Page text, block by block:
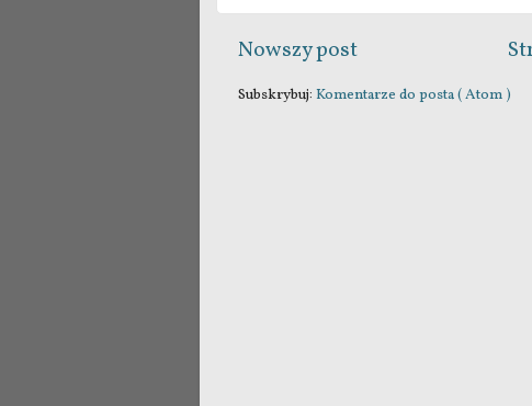
Nowszy post
Subskrybuj: Komentarze do posta ( Atom )